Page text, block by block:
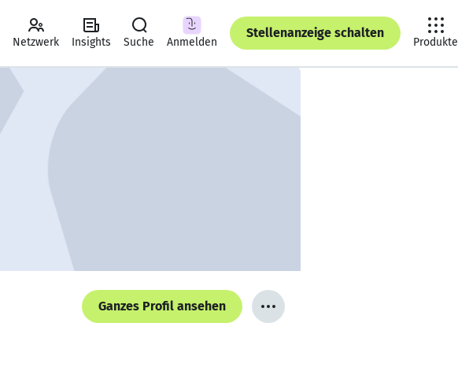
Netzwerk Insights Suche Anmelden
Stellenanzeige schalten
Produkte
Ganzes Profil ansehen